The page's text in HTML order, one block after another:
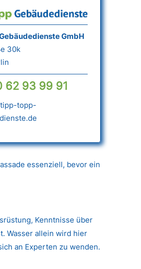
GmbH
30k
62 93 99 91
topp-
essenziell, bevor ein
Kenntnisse über
Wasser allein wird hier
an Experten zu wenden.